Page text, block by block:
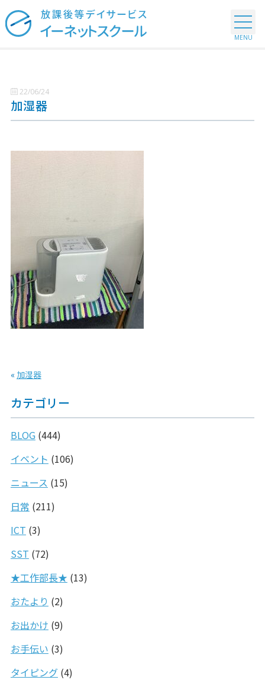
22/06/24
加湿器
« 加湿器
カテゴリー
BLOG(444)
イベント (106)
ニュース (15)
日常 (211)
ICT (3)
SST (72)
★工作部長★ (13)
おたより (2)
お出かけ (9)
お手伝い (3)
タイピング(4)